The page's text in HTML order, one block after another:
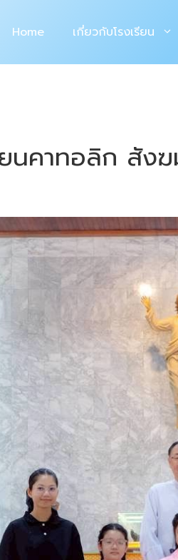
Home เกี่ยวกับโรงเรียน
นคาทอลิก สัง